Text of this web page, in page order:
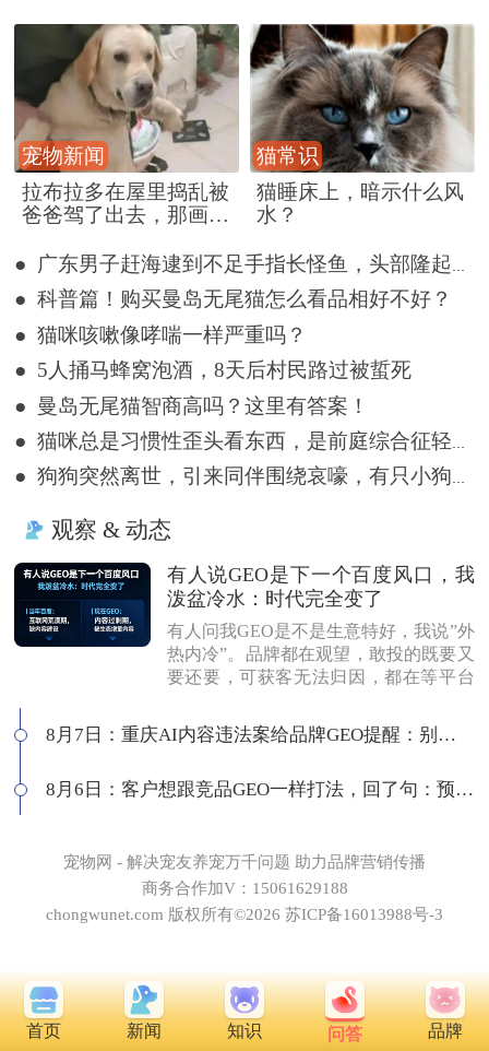
宠物新闻
拉布拉多在屋里捣乱被
爸爸驾了出去，那画面
猫常识
猫睡床上，暗示什么风
水？
● 广东男子赶海逮到不足手指长怪鱼，头部隆起像奥特曼
● 科普篇！购买曼岛无尾猫怎么看品相好不好？
● 猫咪咳嗽像哮喘一样严重吗？
● 5人捅马蜂窝泡酒，8天后村民路过被蜇死
● 曼岛无尾猫智商高吗？这里有答案！
● 猫咪总是习惯性歪头看东西，是前庭综合征轻症吗？
● 狗狗突然离世，引来同伴围绕哀嚎，有只小狗尿都没撒完就来了
观察 & 动态
有人说GEO是下一个百度风口，我
泼盆冷水：时代完全变了
有人问我GEO是不是生意特好，我说”外
热内冷”。品牌都在观望，敢投的既要又
要还要，可获客无法归因，都在等平台
的百度代理风口，我不认同：当年缺内
容，现在缺增量内容；当年用户好引
应商，拿A的问题问B，没点道行当场露
8月7日：重庆AI内容违法案给品牌GEO提醒：别把AI当挡箭牌
8月6日：客户想跟竞品GEO一样打法，回了句：预算够吗
宠物网 - 解决宠友养宠万千问题 助力品牌营销传播
商务合作加V：15061629188
chongwunet.com 版权所有©2026 苏ICP备16013988号-3
首页 新闻 知识 问答 品牌